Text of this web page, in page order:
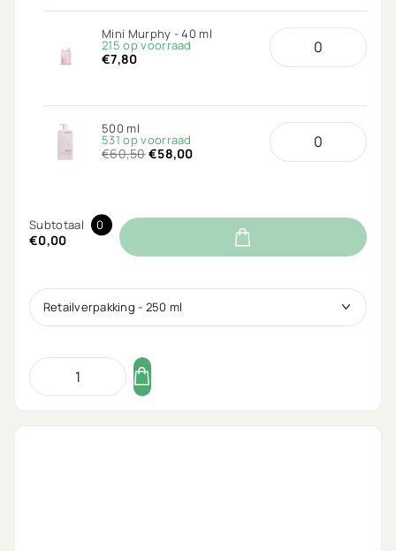
Mini Murphy - 40 ml
215 op voorraad
€7,80
500 ml
531 op voorraad
€60,50€58,00
Subtotaal 0
€0,00